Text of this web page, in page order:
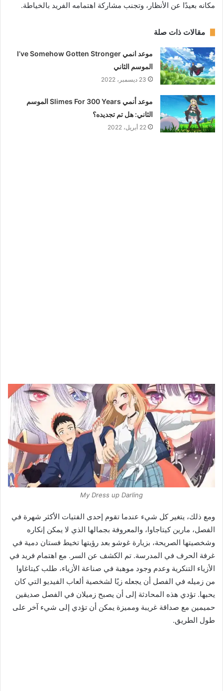
مكانه بعيدًا عن الأنظار، وتجنب مشاركة اهتمامه الفريد بالخياطة.
مقالات ذات صلة
موعد انمي I’ve Somehow Gotten Stronger
الموسم الثاني
23 ديسمبر، 2022
موعد أنمي Slimes For 300 Years الموسم
الثاني: هل تم تجديده؟
22 أبريل، 2022
My Dress up Darling
ومع ذلك، يتغير كل شيء عندما تقوم إحدى الفتيات الأكثر شهرة في
الفصل، مارين كيتاجاوا، والمعروفة بجمالها الذي لا يمكن إنكاره
وشخصيتها الصريحة، بزيارة غوشو بعد رؤيتها تخيط فستان دمية في
غرفة الحرف في المدرسة. تم الكشف عن السر. مع اهتمام فريد في
الأزياء التنكرية وعدم وجود موهبة في صناعة الأزياء، طلب كيتاغاوا
من زميله في الفصل أن يجعله زيًا لشخصية ألعاب الفيديو التي كان
يحبها. تؤدي هذه المحادثة إلى أن يصبح زميلان في الفصل صديقين
حميمين مع صداقة غريبة ومميزة يمكن أن تؤدي إلى شيء آخر على
طول الطريق.